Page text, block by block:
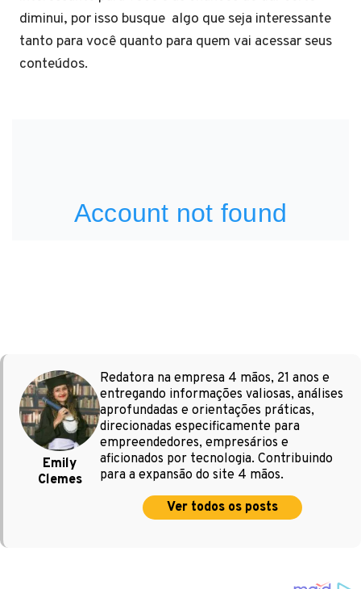
diminui, por isso busque algo que seja interessante
tanto para você quanto para quem vai acessar seus
conteúdos.
Emily
Clemes
Redatora na empresa 4 mãos, 21 anos e
entregando informações valiosas, análises
aprofundadas e orientações práticas,
direcionadas especificamente para
empreendedores, empresários e
aficionados por tecnologia. Contribuindo
para a expansão do site 4 mãos.
Ver todos os posts